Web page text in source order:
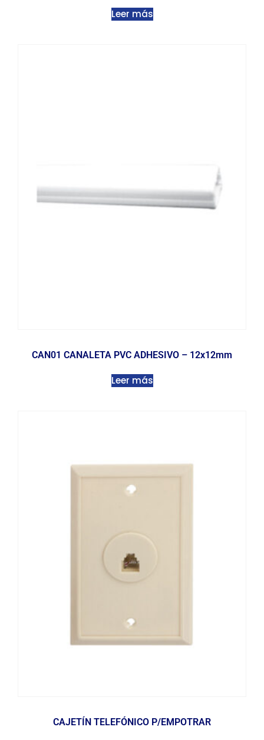
Leer más
CAN01 CANALETA PVC ADHESIVO – 12x12mm
Leer más
CAJETÍN TELEFÓNICO P/EMPOTRAR